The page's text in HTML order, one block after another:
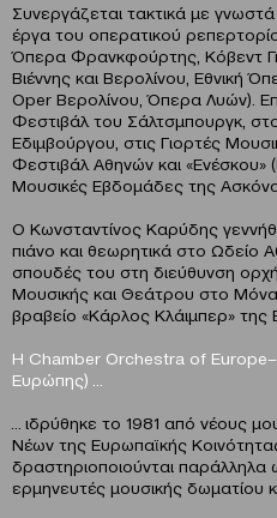
Συνεργάζεται τακτικά με
έργα του οπερατικού
Όπερα Φρανκφούρτης, Κόβεντ
Βιέννης και Βερολίνου, Εθνική
Oper Βερολίνου, Όπερα Λυών).
Φεστιβάλ του Σάλτσμπουργκ,
Εδιμβούργου, στις Γιορτές
Φεστιβάλ Αθηνών και «Ενέσκου»
Μουσικές Εβδομάδες της
Ο Κωνσταντίνος Καρύδης
πιάνο και θεωρητικά στο Ωδείο
σπουδές του στη διεύθυνση
Μουσικής και Θεάτρου στο
βραβείο «Κάρλος Κλάιμπερ» της
Η Chamber Orchestra of Europe–
Ευρώπης) …
… ιδρύθηκε το 1981 από νέους
Νέων της Ευρωπαϊκής
δραστηριοποιούνται
ερμηνευτές μουσικής δωματίου